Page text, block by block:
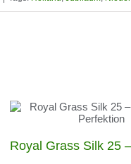
Royal Grass Silk 25